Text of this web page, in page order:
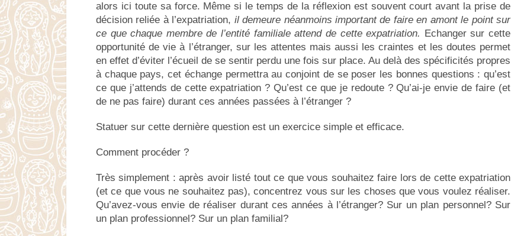
alors ici toute sa force. Même si le temps de la réflexion est souvent court avant la prise de
décision reliée à l’expatriation, il demeure néanmoins important de faire en amont le point sur
ce que chaque membre de l’entité familiale attend de cette expatriation. Echanger sur cette
opportunité de vie à l’étranger, sur les attentes mais aussi les craintes et les doutes permet
en effet d’éviter l’écueil de se sentir perdu une fois sur place. Au delà des spécificités propres
à chaque pays, cet échange permettra au conjoint de se poser les bonnes questions : qu’est
ce que j’attends de cette expatriation ? Qu’est ce que je redoute ? Qu’ai-je envie de faire (et
de ne pas faire) durant ces années passées à l’étranger ?
Statuer sur cette dernière question est un exercice simple et efficace.
Comment procéder ?
Très simplement : après avoir listé tout ce que vous souhaitez faire lors de cette expatriation
(et ce que vous ne souhaitez pas), concentrez vous sur les choses que vous voulez réaliser.
Qu’avez-vous envie de réaliser durant ces années à l’étranger? Sur un plan personnel? Sur
un plan professionnel? Sur un plan familial?